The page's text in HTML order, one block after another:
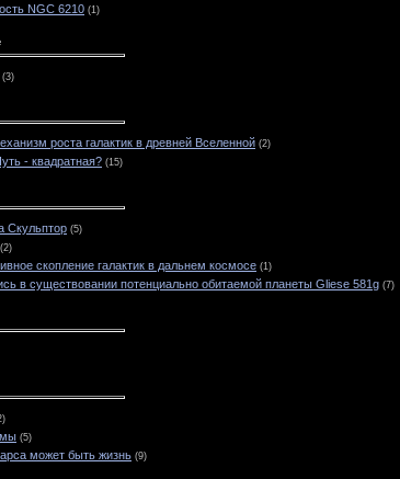
NGC 6210 (1)
(3)
роста галактик в древней Вселенной (2)
- квадратная? (15)
Скульптор (5)
(2)
скопление галактик в дальнем космосе (1)
в существовании потенциально обитаемой планеты Gliese 581g (7)
(5)
может быть жизнь (9)